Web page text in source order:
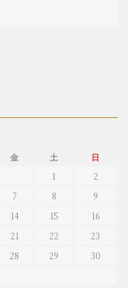
金 土 日
1
2
7 8
9
14 15
16
21 22
23
28 29
30